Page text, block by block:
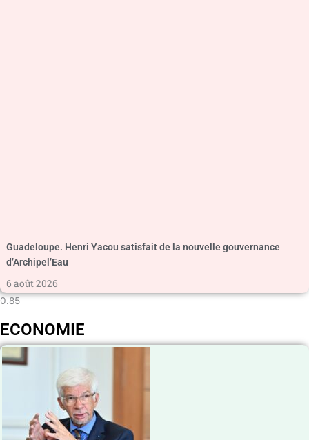
Guadeloupe. Henri Yacou satisfait de la nouvelle gouvernance
d’Archipel’Eau
6 août 2026
ECONOMIE